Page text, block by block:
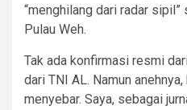
“menghilang dari radar
Pulau Weh.
Tak ada konfirmasi resmi
dari TNI AL. Namun
menyebar. Saya, sebagai